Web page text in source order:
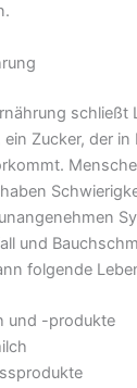
schließt
Zucker, der in
und
folgende
und -produkte